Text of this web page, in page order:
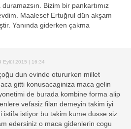
Bizim bir pankartımız
Maalesef Ertuğrul dün akşam
Yanında giderken çakma
Eylül 2015 | 16:34
dun evinde otururken millet
gitti konusacaginiza maca gelin
de burada kombine forma alip
vefasiz filan demeyin takim iyi
istifa istiyor bu takim kume dusse siz
edersiniz o maca gidenlerin cogu